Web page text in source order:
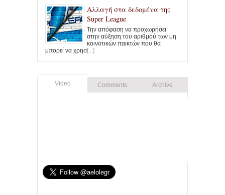
Αλλαγή στα δεδομένα της
Super League
Την απόφαση να προχωρήσει
στην αύξηση του αριθμού των μη
κοινοτικών παικτών που θα
μπορεί να χρησ[...]
Video Comments Archive